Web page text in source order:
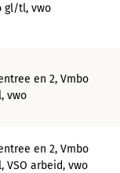
gl/tl, vwo
en 2, Vmbo
vwo
en 2, Vmbo
VSO arbeid, vwo